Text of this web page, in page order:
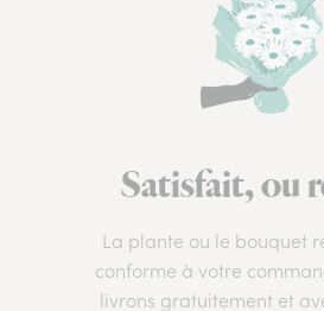
Satisfait, ou
La plante ou le bouquet
conforme à votre
livrons gratuitement et